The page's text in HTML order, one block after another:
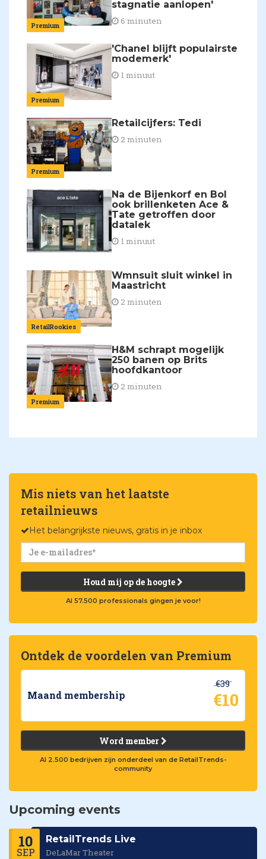
Premium
stagnatie aanlopen'
6 minuten
Premium
'Chanel blijft populairste
modemerk'
1 minuut
Premium
Retailcijfers: Tedi
2 minuten
Na de Bijenkorf en Bol
ook brillenketen Ace &
Tate getroffen door
datalek
1 minuut
RetailRookies
Wmnsuit sluit winkel in
Maastricht
2 minuten
Premium
H&M schrapt mogelijk
250 banen op Brits
hoofdkantoor
2 minuten
Mis niets van het laatste
retailnieuws
Het belangrijkste nieuws, gratis in je inbox
Houd mij op de hoogte
Al 57.500 professionals gingen je voor!
Ontdek de voordelen van Premium
Maand membership
€39
€10
Word member
Al 2.500 bedrijven zijn onderdeel van de RetailTrends-
community
Upcoming events
10
SEP
RetailTrends Live
DeLaMar Theater